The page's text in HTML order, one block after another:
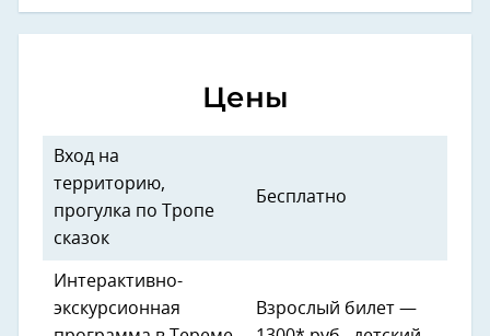
Цены
Вход на
территорию,
прогулка по Тропе
сказок
Бесплатно
Интерактивно-
экскурсионная
Взрослый билет —